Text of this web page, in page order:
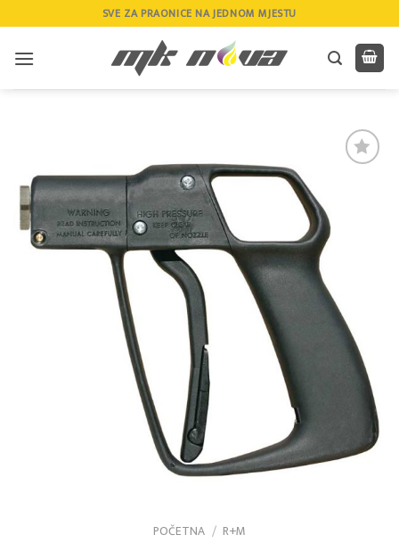
to
content
SVE ZA PRAONICE NA JEDNOM MJESTU
POČETNA / R+M